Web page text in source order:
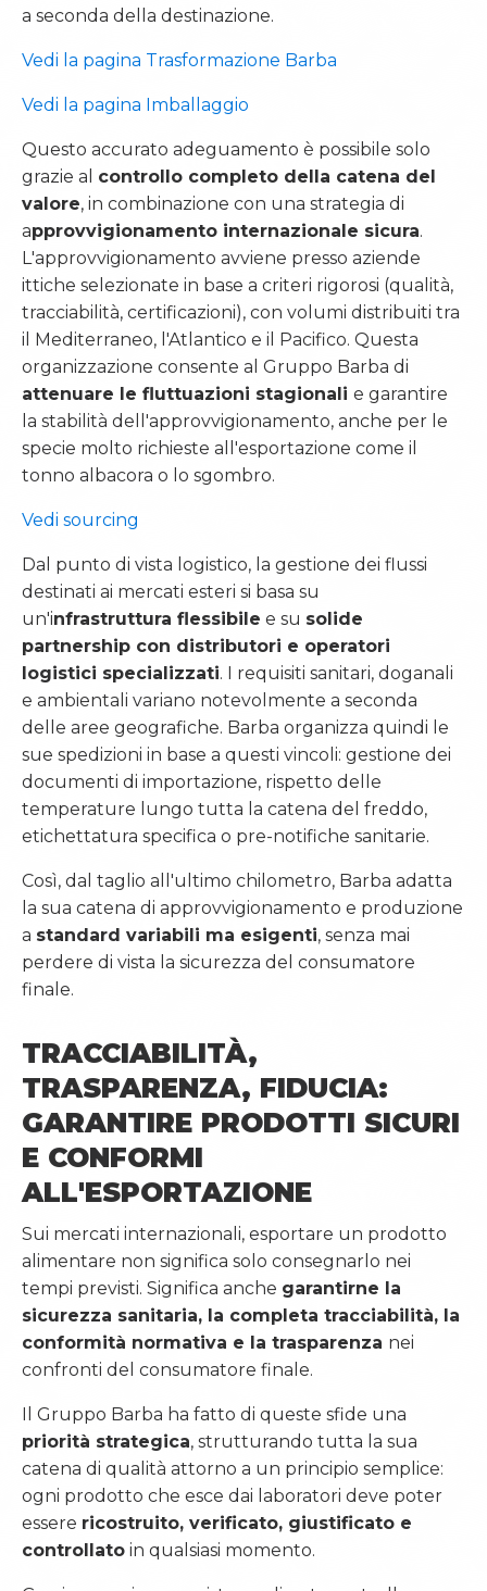
a seconda della destinazione.
Vedi la pagina Trasformazione Barba
Vedi la pagina Imballaggio
Questo accurato adeguamento è possibile solo
grazie al controllo completo della catena del
valore, in combinazione con una strategia di
approvvigionamento internazionale sicura.
L'approvvigionamento avviene presso aziende
ittiche selezionate in base a criteri rigorosi (qualità,
tracciabilità, certificazioni), con volumi distribuiti tra
il Mediterraneo, l'Atlantico e il Pacifico. Questa
organizzazione consente al Gruppo Barba di
attenuare le fluttuazioni stagionali e garantire
la stabilità dell'approvvigionamento, anche per le
specie molto richieste all'esportazione come il
tonno albacora o lo sgombro.
Vedi sourcing
Dal punto di vista logistico, la gestione dei flussi
destinati ai mercati esteri si basa su
un'infrastruttura flessibile e su solide
partnership con distributori e operatori
logistici specializzati. I requisiti sanitari, doganali
e ambientali variano notevolmente a seconda
delle aree geografiche. Barba organizza quindi le
sue spedizioni in base a questi vincoli: gestione dei
documenti di importazione, rispetto delle
temperature lungo tutta la catena del freddo,
etichettatura specifica o pre-notifiche sanitarie.
Così, dal taglio all'ultimo chilometro, Barba adatta
la sua catena di approvvigionamento e produzione
a standard variabili ma esigenti, senza mai
perdere di vista la sicurezza del consumatore
finale.
TRACCIABILITÀ,
TRASPARENZA, FIDUCIA:
GARANTIRE PRODOTTI SICURI
E CONFORMI
ALL'ESPORTAZIONE
Sui mercati internazionali, esportare un prodotto
alimentare non significa solo consegnarlo nei
tempi previsti. Significa anche garantirne la
sicurezza sanitaria, la completa tracciabilità, la
conformità normativa e la trasparenza nei
confronti del consumatore finale.
Il Gruppo Barba ha fatto di queste sfide una
priorità strategica, strutturando tutta la sua
catena di qualità attorno a un principio semplice:
ogni prodotto che esce dai laboratori deve poter
essere ricostruito, verificato, giustificato e
controllato in qualsiasi momento.
FISHUP
PODUP
CRIÉE DES SAVEURS
COMMERCIO
APPROVVIGIONAMENTO
STOCCAGGIO
TRASFORMAZIONE
SICUREZZA & IGIENE
OPPORTUNITÀ DI LAVORO
VITA AZIENDALE